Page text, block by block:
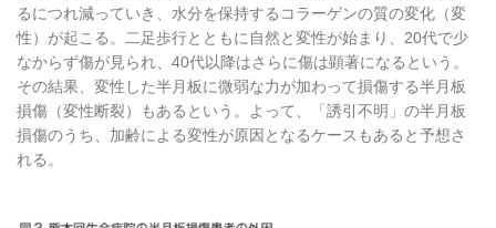
るにつれ減っていき、水分を保持するコラーゲンの質の変化（変
性）が起こる。二足歩行とともに自然と変性が始まり、20代で少
なからず傷が見られ、40代以降はさらに傷は顕著になるという。
その結果、変性した半月板に微弱な力が加わって損傷する半月板
損傷（変性断裂）もあるという。よって、「誘引不明」の半月板
損傷のうち、加齢による変性が原因となるケースもあると予想さ
れる。